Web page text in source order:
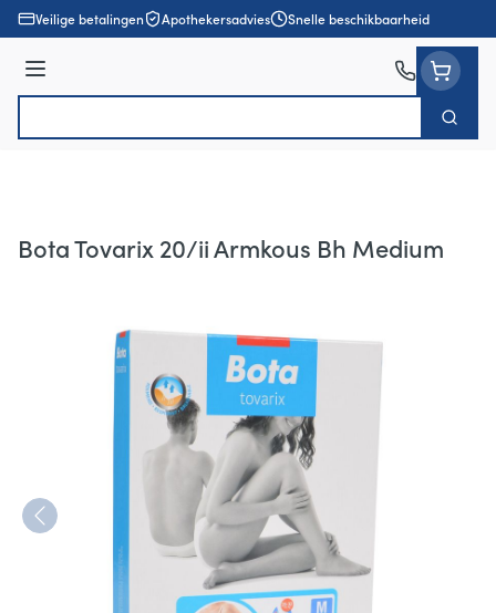
Ga naar de inhoud
Veilige betalingen Apothekersadvies Snelle beschikbaarheid
Menu
Zoek
Bota Tovarix 20/ii Armkous Bh Medium